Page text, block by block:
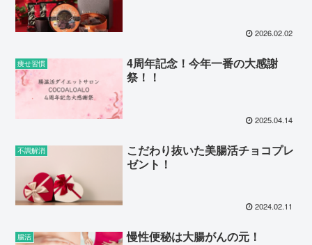
2026.02.02
痩せ習慣
4周年記念！今年一番の大感謝
祭！！
2025.04.14
不調解消
こだわり抜いた美腸活チョコプレ
ゼント！
2024.02.11
腸活 慢性便秘は大腸がんの元！